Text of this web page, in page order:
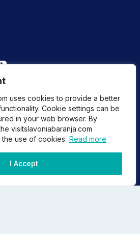
uses cookies to provide a better
Cookie settings can be
in your web browser. By
visitslavoniabaranja.com
use of cookies. Read more
I Accept
Baranja county